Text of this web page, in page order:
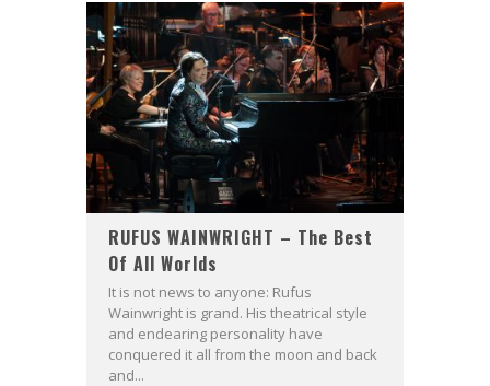
RUFUS WAINWRIGHT – The Best
Of All Worlds
It is not news to anyone: Rufus
Wainwright is grand. His theatrical style
and endearing personality have
conquered it all from the moon and back
and...